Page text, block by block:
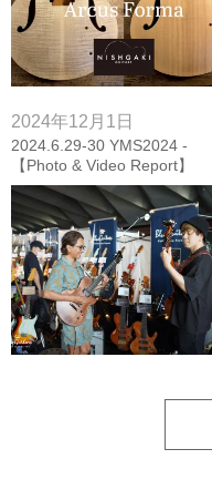
2024年12月1日
2024.6.29-30 YMS2024 -
【Photo & Video Report】
Collectera Launch Event 小
うすけ/宮地遼/kan, stilblu
Case